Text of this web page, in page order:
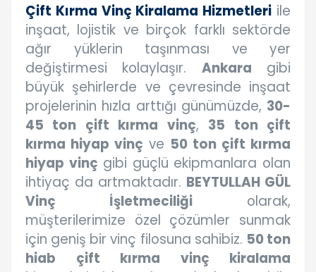
Çift Kırma Vinç Kiralama Hizmetleri ile
inşaat, lojistik ve birçok farklı sektörde
ağır yüklerin taşınması ve yer
değiştirmesi kolaylaşır. Ankara gibi
büyük şehirlerde ve çevresinde inşaat
projelerinin hızla arttığı günümüzde, 30-
45 ton çift kırma vinç, 35 ton çift
kırma hiyap vinç ve 50 ton çift kırma
hiyap vinç gibi güçlü ekipmanlara olan
ihtiyaç da artmaktadır. BEYTULLAH GÜL
Vinç İşletmeciliği olarak,
müşterilerimize özel çözümler sunmak
için geniş bir vinç filosuna sahibiz. 50 ton
hiab çift kırma vinç kiralama